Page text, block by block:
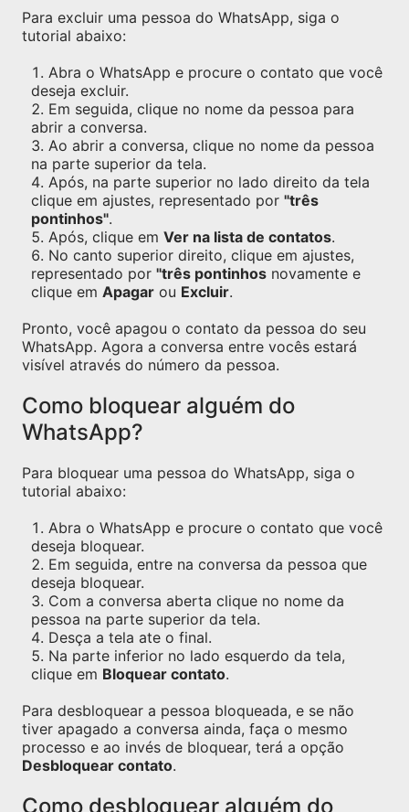
Para excluir uma pessoa do WhatsApp, siga o
tutorial abaixo:
Abra o WhatsApp e procure o contato que você
deseja excluir.
Em seguida, clique no nome da pessoa para
abrir a conversa.
Ao abrir a conversa, clique no nome da pessoa
na parte superior da tela.
Após, na parte superior no lado direito da tela
clique em ajustes, representado por "três
pontinhos".
Após, clique em Ver na lista de contatos.
No canto superior direito, clique em ajustes,
representado por "três pontinhos novamente e
clique em Apagar ou Excluir.
Pronto, você apagou o contato da pessoa do seu
WhatsApp. Agora a conversa entre vocês estará
visível através do número da pessoa.
Como bloquear alguém do
WhatsApp?
Para bloquear uma pessoa do WhatsApp, siga o
tutorial abaixo:
Abra o WhatsApp e procure o contato que você
deseja bloquear.
Em seguida, entre na conversa da pessoa que
deseja bloquear.
Com a conversa aberta clique no nome da
pessoa na parte superior da tela.
Desça a tela ate o final.
Na parte inferior no lado esquerdo da tela,
clique em Bloquear contato.
Para desbloquear a pessoa bloqueada, e se não
tiver apagado a conversa ainda, faça o mesmo
processo e ao invés de bloquear, terá a opção
Desbloquear contato.
Como desbloquear alguém do